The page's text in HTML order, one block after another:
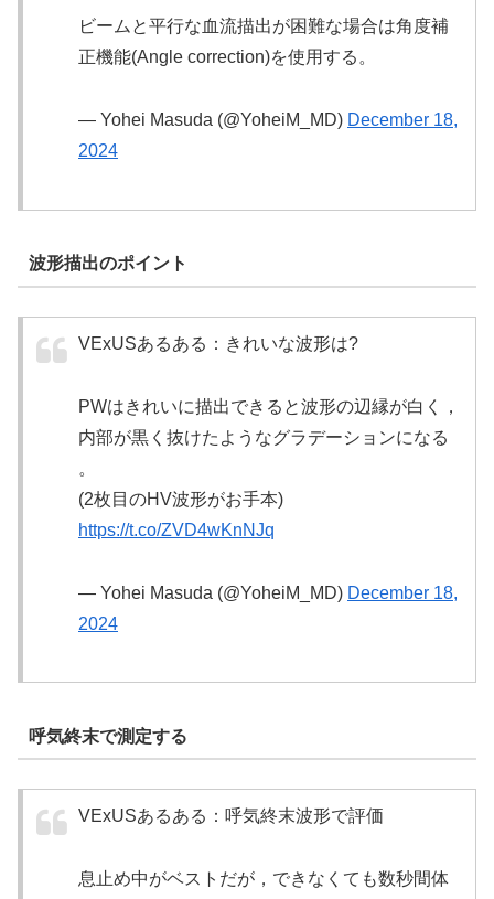
ビームと平行な血流描出が困難な場合は角度補
正機能(Angle correction)を使用する。
— Yohei Masuda (@YoheiM_MD) December 18,
2024
波形描出のポイント
VExUSあるある：きれいな波形は?
PWはきれいに描出できると波形の辺縁が白く，
内部が黒く抜けたようなグラデーションになる
。
(2枚目のHV波形がお手本)
https://t.co/ZVD4wKnNJq
— Yohei Masuda (@YoheiM_MD) December 18,
2024
呼気終末で測定する
VExUSあるある：呼気終末波形で評価
息止め中がベストだが，できなくても数秒間体